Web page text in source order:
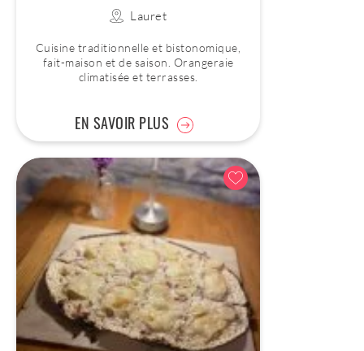
Lauret
Cuisine traditionnelle et bistonomique,
fait-maison et de saison. Orangeraie
climatisée et terrasses.
EN SAVOIR PLUS